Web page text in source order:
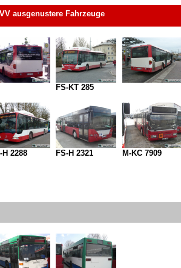
ausgenustere Fahrzeuge
FS-KT 285
H 2288 FS-H 2321 M-KC 7909